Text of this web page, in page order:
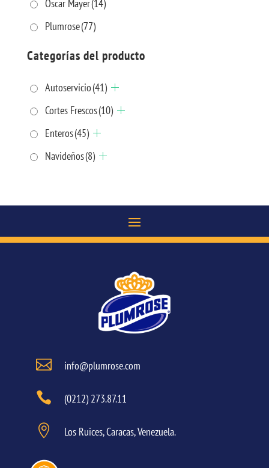
Oscar Mayer(14)
Plumrose(77)
Categorías del producto
Autoservicio(41)
Cortes Frescos(10)
Enteros(45)
Navideños(8)
 info@plumrose.com
 (0212) 273.87.11
 Los Ruices, Caracas, Venezuela.